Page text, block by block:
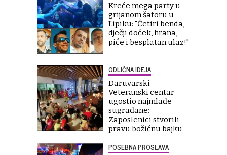
Kreće mega party u
grijanom šatoru u
Lipiku: "Četiri benda,
dječji doček, hrana,
piće i besplatan ulaz!"
ODLIČNA IDEJA
Daruvarski
Veteranski centar
ugostio najmlađe
sugrađane:
Zaposlenici stvorili
pravu božićnu bajku
POSEBNA PROSLAVA